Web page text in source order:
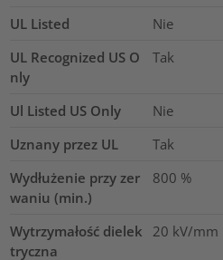
UL Listed
Nie
UL Recognized US O
nly
Tak
Ul Listed US Only
Nie
Uznany przez UL
Tak
Wydłużenie przy zer
waniu (min.)
800 %
Wytrzymałość dielek
tryczna
20 kV/mm